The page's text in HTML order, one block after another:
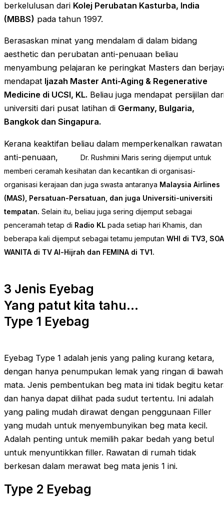
berkelulusan dari Kolej Perubatan Kasturba, India
(MBBS) pada tahun 1997.
Berasaskan minat yang mendalam di dalam bidang
aesthetic dan perubatan anti-penuaan beliau
menyambung pelajaran ke peringkat Masters dan
mendapat Ijazah Master Anti-Aging & Regenerative
Medicine di UCSI, KL. Beliau juga mendapat persijilan
universiti dari pusat latihan di Germany, Bulgaria,
Bangkok dan Singapura.
Kerana keaktifan beliau dalam memperkenalkan rawatan
anti-penuaan, Dr. Rushmini Maris sering dijemput untuk
memberi ceramah kesihatan dan kecantikan di organisasi-
organisasi kerajaan dan juga swasta antaranya Malaysia Airlines
(MAS), Persatuan-Persatuan, dan juga Universiti-universiti
tempatan. Selain itu, beliau juga sering dijemput sebagai
penceramah tetap di Radio KL pada setiap hari Khamis, dan
beberapa kali dijemput sebagai tetamu jemputan WHI di TV3,
WANITA di TV Al-Hijrah dan FEMINA di TV1.
3 Jenis Eyebag
Yang patut kita tahu...
Type 1 Eyebag
Eyebag Type 1 adalah jenis yang paling kurang ketara,
dengan hanya penumpukan lemak yang ringan di bawah
mata. Jenis pembentukan beg mata ini tidak begitu
dan hanya dapat dilihat pada sudut tertentu. Ini adalah
yang paling mudah dirawat dengan penggunaan Filler
yang mudah untuk menyembunyikan beg mata kecil.
Adalah penting untuk memilih pakar bedah yang betul
untuk menyuntikkan filler. Rawatan di rumah tidak
berkesan dalam merawat beg mata jenis 1 ini.
Type 2 Eyebag